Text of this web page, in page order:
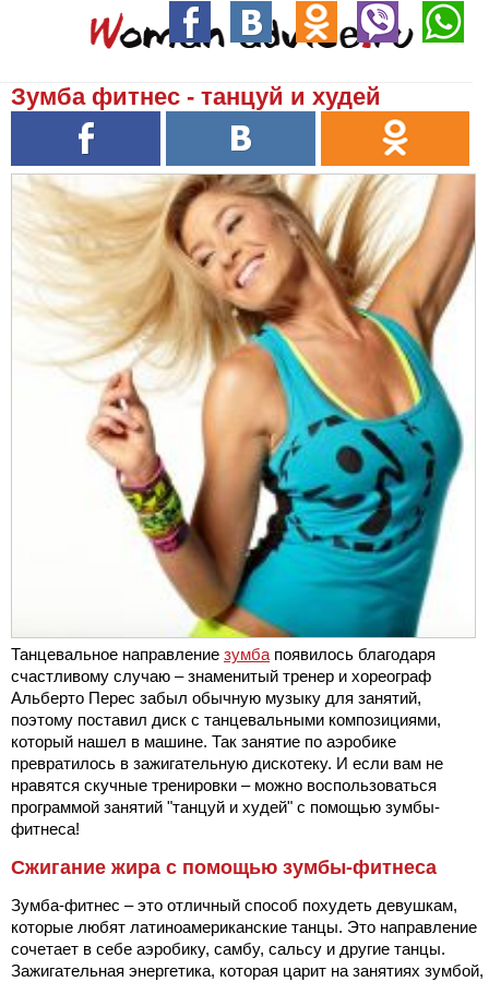
Зумба фитнес - танцуй и худей
Танцевальное направление зумба появилось благодаря
счастливому случаю – знаменитый тренер и хореограф
Альберто Перес забыл обычную музыку для занятий,
поэтому поставил диск с танцевальными композициями,
который нашел в машине. Так занятие по аэробике
превратилось в зажигательную дискотеку. И если вам не
нравятся скучные тренировки – можно воспользоваться
программой занятий "танцуй и худей" с помощью зумбы-
фитнеса!
Сжигание жира с помощью зумбы-фитнеса
Зумба-фитнес – это отличный способ похудеть девушкам,
которые любят латиноамериканские танцы. Это направление
сочетает в себе аэробику, самбу, сальсу и другие танцы.
Зажигательная энергетика, которая царит на занятиях зумбой,